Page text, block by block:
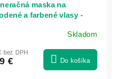
maska na
a farbené vlasy -
Skladom
bez DPH
€ Do košíka